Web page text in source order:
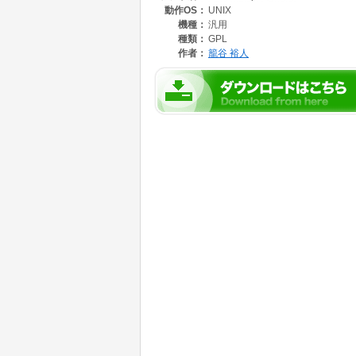
Linuxでは、ダウンロードしたファイルを展
make all_precomp ; sudo make install
また、debian, ubuntu, fedoraをはじめとする
ホームページ: http://home.gna.org/auto-qcm/
動作OS： UNIX
機種： 汎用
種類： GPL
作者： 籠谷 裕人